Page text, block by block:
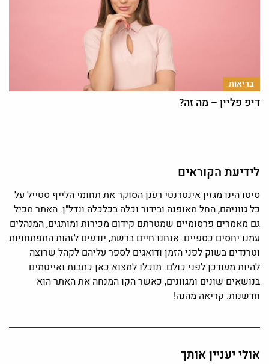
בריאות
דיפ פליין – מה זה?
לידיעת הקוראים
סיטו הינו מגזין אינטרנטי רענן הסוקר את תחומי הלייף סטייל על
כל גווניהם, החל מאופנה ובידור וכלה בכלכלה ונדל"ן. האתר מכיל
גם מאמרים פרסומיים שמטרתם קידום מכירות ומותגים, המנהלים
עמנו יחסים כספיים. אנחנו חיים ברשת, יודעים לזהות התפתחויות
וטרנדים בשוק לפני הזמן ודואגים לספר עליהם לקהל שרוצה
להיות מעודכן לפני כולם. תוכלו למצוא כאן כתבות ואייטמים
בנושאים שונים ומגוונים, כאשר הקו המנחה את האתר הוא
חדשנות. קריאה מהנה!
אולי יעניין אותך